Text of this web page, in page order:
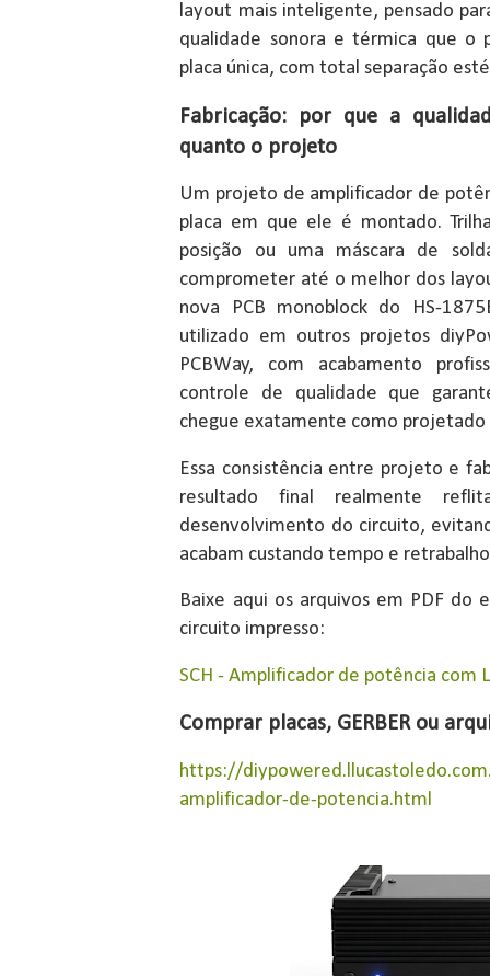
layout mais inteligente, pensado
qualidade sonora e térmica que o
placa única, com total separação
Fabricação: por que a
quanto o projeto
Um projeto de amplificador de
placa em que ele é montado.
posição ou uma máscara de
comprometer até o melhor dos
nova PCB monoblock do HS-
utilizado em outros projetos
PCBWay, com acabamento
controle de qualidade que
chegue exatamente como projetado
Essa consistência entre projeto e
resultado final realmente
desenvolvimento do circuito,
acabam custando tempo e
Baixe aqui os arquivos em PDF do
circuito impresso:
SCH - Amplificador de potência com
Comprar placas, GERBER ou
https://
amplificador-de-potencia.html